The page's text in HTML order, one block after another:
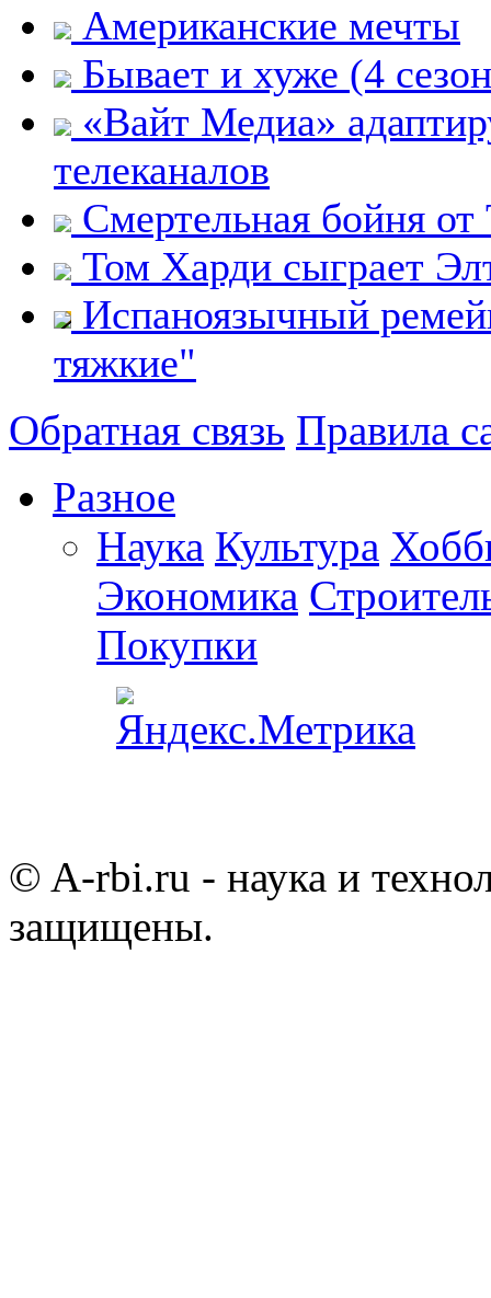
Американские мечты
Бывает и хуже (4
«Вайт Медиа»
телеканалов
Смертельная бойня
Том Харди сыграет
Испаноязычный
тяжкие"
Обратная связь Правила
Разное
Наука Культура
Экономика
Покупки
© A-rbi.ru - наука и
защищены.